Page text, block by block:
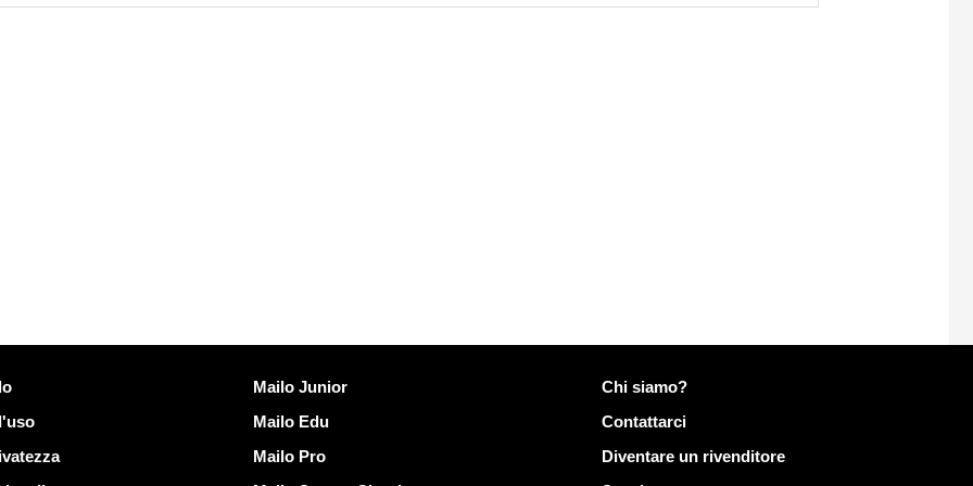
Scoprire Mailo
Mailo Junior
Mailo Edu
Mailo Pro
Più informazioni su Mailo
Chi siamo?
Contattarci
Diventare un rivenditore